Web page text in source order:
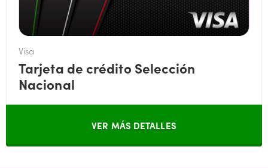
Visa
Tarjeta de crédito Selección
Nacional
VER MÁS DETALLES